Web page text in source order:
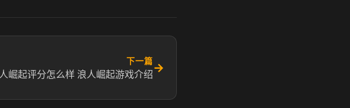
下一篇
崛起评分怎么样 浪人崛起游戏介绍→